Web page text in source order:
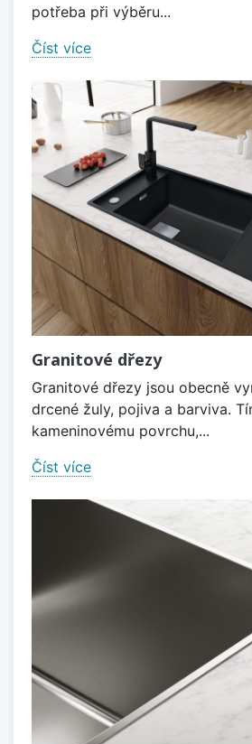
potřeba při výběru...
Číst více
Granitové dřezy
Granitové dřezy jsou obecně
drcené žuly, pojiva a barviva.
kameninovému povrchu,...
Číst více